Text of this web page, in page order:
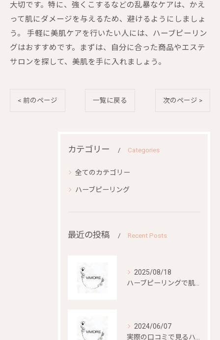
大切です。特に、強くこするなどの乱暴なケアは、かえ
って肌にダメージを与えるため、避けるようにしましょ
う。 手軽に美肌ケアを行いたい人には、ハーブピーリン
グはおすすめです。まずは、自分に合った商品やエステ
サロンを探して、美肌を手に入れましょう。
< 前のページ 一覧に戻る 次のページ >
カテゴリー Categories
全てのカテゴリー
ハーブピーリング
最近の投稿 Recent Posts
2025/08/18
2024/06/07